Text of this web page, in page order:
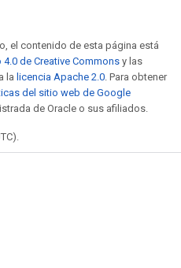
el contenido de esta página está
de Creative Commons y las
la licencia Apache 2.0 . Para obtener
del sitio web de Google
de Oracle o sus afiliados.